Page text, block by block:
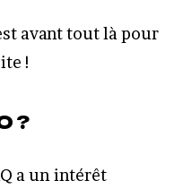
avant tout là pour
!
?
a un intérêt